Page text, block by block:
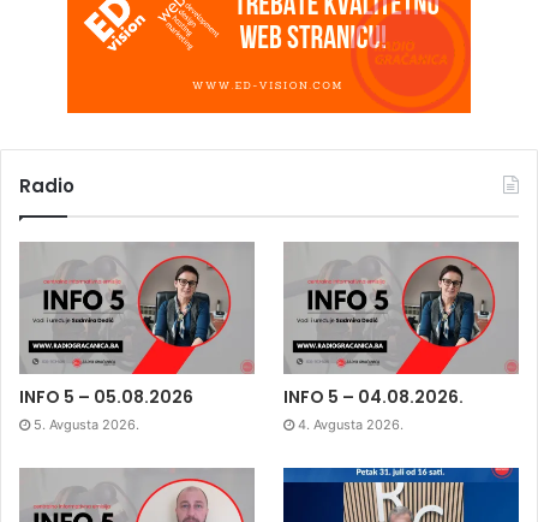
Radio
INFO 5 – 05.08.2026
5. Avgusta 2026.
INFO 5 – 04.08.2026.
4. Avgusta 2026.